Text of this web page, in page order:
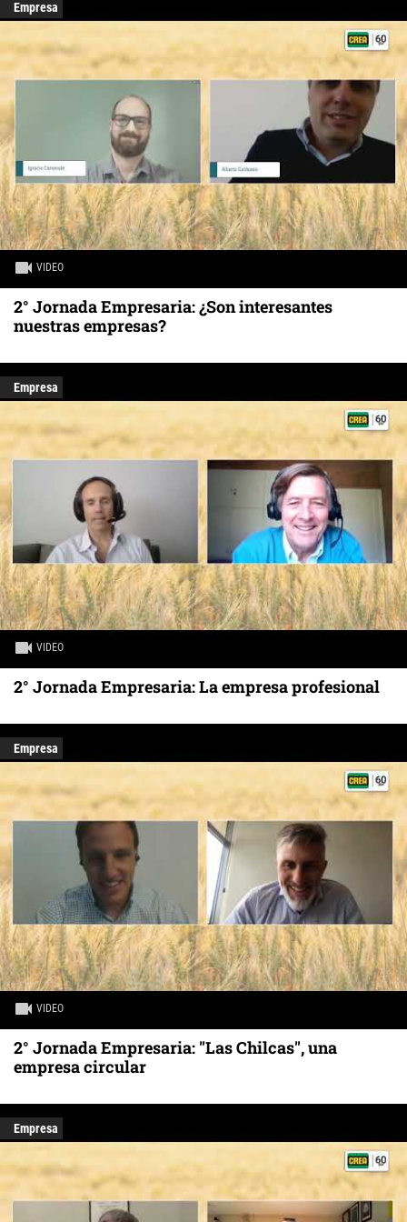
VIDEO
Empresa
2° Jornada Empresaria: ¿Son interesantes
nuestras empresas?
VIDEO
Empresa
2° Jornada Empresaria: La empresa profesional
VIDEO
Empresa
2° Jornada Empresaria: "Las Chilcas", una
empresa circular
Empresa